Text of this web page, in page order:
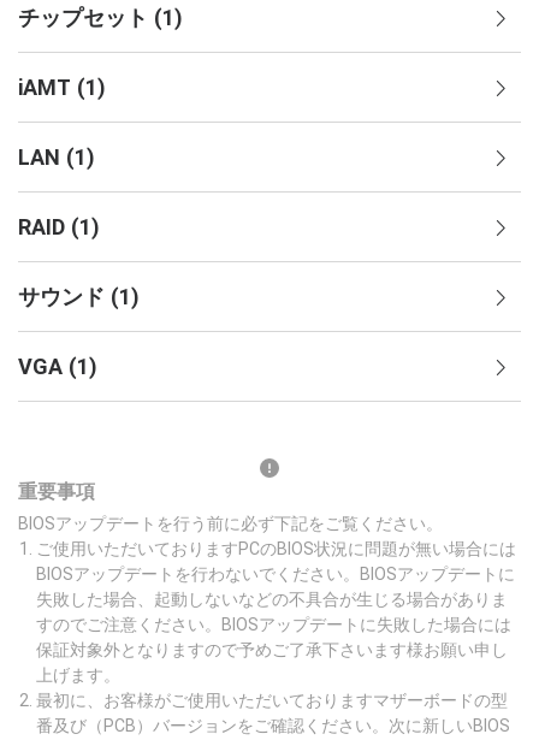
チップセット (1)
iAMT (1)
LAN (1)
RAID (1)
サウンド (1)
VGA (1)
重要事項
BIOSアップデートを行う前に必ず下記をご覧ください。
ご使用いただいておりますPCのBIOS状況に問題が無い場合には
BIOSアップデートを行わないでください。BIOSアップデートに
失敗した場合、起動しないなどの不具合が生じる場合がありま
すのでご注意ください。BIOSアップデートに失敗した場合には
保証対象外となりますので予めご了承下さいます様お願い申し
上げます。
最初に、お客様がご使用いただいておりますマザーボードの型
番及び（PCB）バージョンをご確認ください。次に新しいBIOS